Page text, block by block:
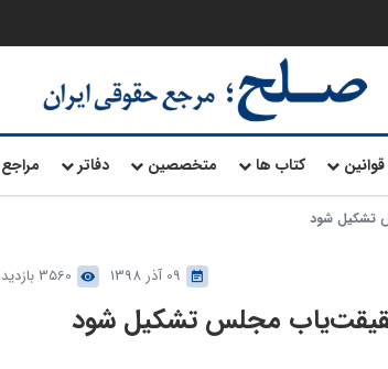
قوانین کتاب ها متخصصین دفاتر مراجع
تشکیل شود
09 آذر 1398 3560 بازدید
مجلس تشکیل شود